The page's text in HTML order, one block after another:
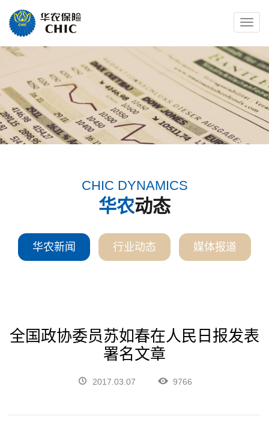
Toggle
CHIC DYNAMICS
华农动态
华农新闻 行业动态 媒体报道
全国政协委员苏如春在人民日报发表
署名文章
2017.03.07 9766